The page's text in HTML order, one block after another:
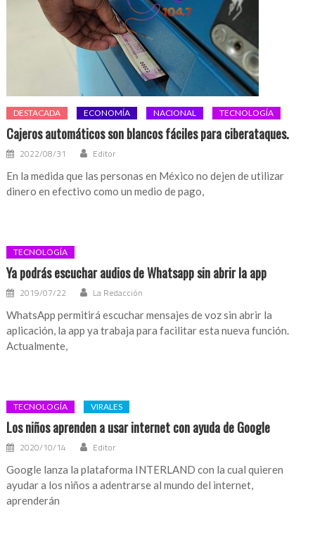
DESTACADA ECONOMÍA NACIONAL TECNOLOGÍA
Cajeros automáticos son blancos fáciles para ciberataques.
2022/08/31 Editor
En la medida que las personas en México no dejen de utilizar
dinero en efectivo como un medio de pago,
TECNOLOGÍA
Ya podrás escuchar audios de Whatsapp sin abrir la app
2019/07/22 La Redacción
WhatsApp permitirá escuchar mensajes de voz sin abrir la
aplicación, la app ya trabaja para facilitar esta nueva función.
Actualmente,
TECNOLOGÍA VIRALES
Los niños aprenden a usar internet con ayuda de Google
2020/10/14 Editor
Google lanza la plataforma INTERLAND con la cual quieren
ayudar a los niños a adentrarse al mundo del internet,
aprenderán